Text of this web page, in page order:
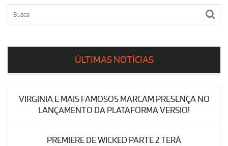
ÚLTIMAS NOTÍCIAS
VIRGINIA E MAIS FAMOSOS MARCAM PRESENÇA NO
LANÇAMENTO DA PLATAFORMA VERSIO!
PREMIERE DE WICKED PARTE 2 TERÁ